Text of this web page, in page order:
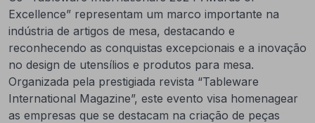
Excellence” representam um marco importante na
indústria de artigos de mesa, destacando e
reconhecendo as conquistas excepcionais e a inovação
no design de utensílios e produtos para mesa.
Organizada pela prestigiada revista “Tableware
International Magazine”, este evento visa homenagear
as empresas que se destacam na criação de peças